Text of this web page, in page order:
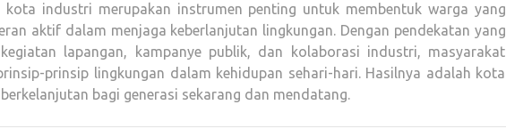
kota industri merupakan instrumen penting untuk membentuk warga yang
aktif dalam menjaga keberlanjutan lingkungan. Dengan pendekatan yang
lapangan, kampanye publik, dan kolaborasi industri, masyarakat
prinsip lingkungan dalam kehidupan sehari-hari. Hasilnya adalah kota
bagi generasi sekarang dan mendatang.